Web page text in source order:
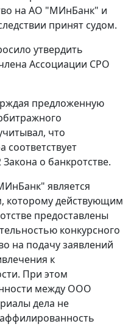
на АО "МИнБанк" и
принят судом.
утвердить
Ассоциации СРО
предложенную
что
соответствует
о банкротстве.
является
которому действующим
предоставлены
конкурсного
на подачу заявлений
к
При этом
между ООО
дела не